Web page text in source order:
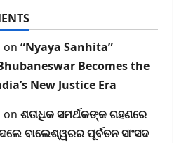
on “Nyaya Sanhita”
Becomes the
New Justice Era
on ଶତାଧିକ ସମର୍ଥକଙ୍କ ଗହଣରେ
ବାଲେଶ୍ୱରର ପୂର୍ବତନ ସାଂସଦ